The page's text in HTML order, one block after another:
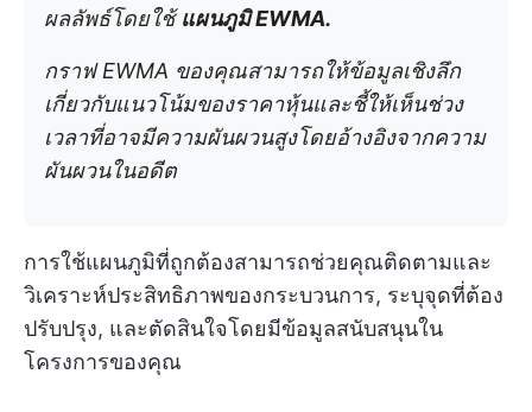
ผลลัพธ์โดยใช้แผนภูมิ EWMA.
กราฟ EWMA ของคุณสามารถให้ข้อมูลเชิงลึก
เกี่ยวกับแนวโน้มของราคาหุ้นและชี้ให้เห็นช่วง
เวลาที่อาจมีความผันผวนสูงโดยอ้างอิงจากความ
ผันผวนในอดีต
การใช้แผนภูมิที่ถูกต้องสามารถช่วยคุณติดตามและ
วิเคราะห์ประสิทธิภาพของกระบวนการ, ระบุจุดที่ต้อง
ปรับปรุง, และตัดสินใจโดยมีข้อมูลสนับสนุนใน
โครงการของคุณ